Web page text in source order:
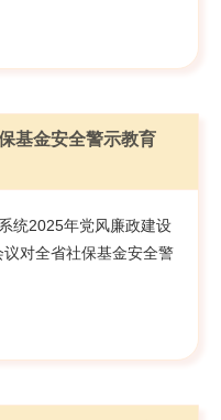
基金安全警示教育
2025年党风廉政建设
对全省社保基金安全警